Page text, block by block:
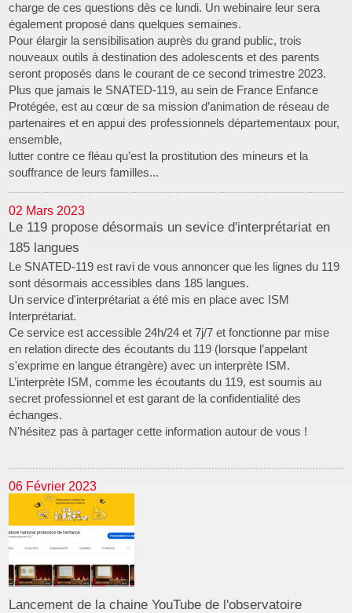
charge de ces questions dès ce lundi. Un webinaire leur sera
également proposé dans quelques semaines.
Pour élargir la sensibilisation auprès du grand public, trois
nouveaux outils à destination des adolescents et des parents
seront proposés dans le courant de ce second trimestre 2023.
Plus que jamais le SNATED-119, au sein de France Enfance
Protégée, est au cœur de sa mission d’animation de réseau de
partenaires et en appui des professionnels départementaux pour,
ensemble,
lutter contre ce fléau qu’est la prostitution des mineurs et la
souffrance de leurs familles...
02 Mars 2023
Le 119 propose désormais un sevice d'interprétariat en
185 langues
Le SNATED-119 est ravi de vous annoncer que les lignes du 119
sont désormais accessibles dans 185 langues.
Un service d'interprétariat a été mis en place avec ISM
Interprétariat.
Ce service est accessible 24h/24 et 7j/7 et fonctionne par mise
en relation directe des écoutants du 119 (lorsque l’appelant
s'exprime en langue étrangère) avec un interprète ISM.
L’interprète ISM, comme les écoutants du 119, est soumis au
secret professionnel et est garant de la confidentialité des
échanges.
N'hésitez pas à partager cette information autour de vous !
06 Février 2023
Lancement de la chaine YouTube de l'observatoire